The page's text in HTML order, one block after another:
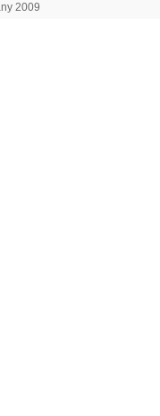
2009